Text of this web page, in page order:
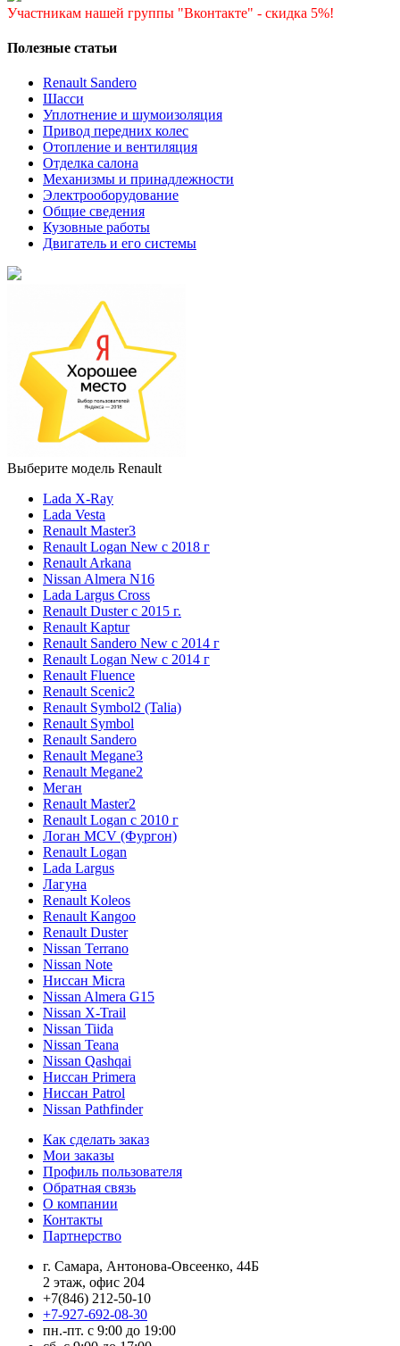
Участникам нашей группы "Вконтакте" - скидка 5%!
Полезные статьи
Renault Sandero
Шасси
Уплотнение и шумоизоляция
Привод передних колес
Отопление и вентиляция
Отделка салона
Механизмы и принадлежности
Электрооборудование
Общие сведения
Кузовные работы
Двигатель и его системы
Выберите модель Renault
Lada X-Ray
Lada Vesta
Renault Master3
Renault Logan New с 2018 г
Renault Arkana
Nissan Almera N16
Lada Largus Cross
Renault Duster с 2015 г.
Renault Kaptur
Renault Sandero New с 2014 г
Renault Logan New с 2014 г
Renault Fluence
Renault Scenic2
Renault Symbol2 (Talia)
Renault Symbol
Renault Sandero
Renault Megane3
Renault Megane2
Меган
Renault Master2
Renault Logan c 2010 г
Логан МСV (Фургон)
Renault Logan
Lada Largus
Лагуна
Renault Koleos
Renault Kangoo
Renault Duster
Nissan Terrano
Nissan Note
Ниссан Micra
Nissan Almera G15
Nissan X-Trail
Nissan Tiida
Nissan Teana
Nissan Qashqai
Ниссан Primera
Ниссан Patrol
Nissan Pathfinder
Как сделать заказ
Мои заказы
Профиль пользователя
Обратная связь
О компании
Контакты
Партнерство
г. Самара, Антонова-Овсеенко, 44Б
2 этаж, офис 204
+7(846) 212-50-10
+7-927-692-08-30
пн.-пт. с 9:00 до 19:00